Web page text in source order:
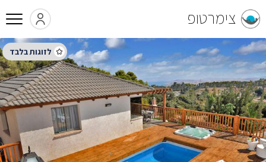
צימרטופ